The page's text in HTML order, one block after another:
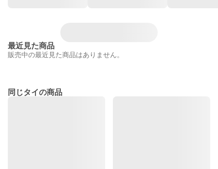
最近見た商品
販売中の最近見た商品はありません。
同じタイの商品